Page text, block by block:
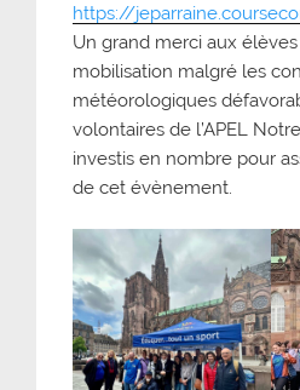
https://
Un grand merci aux
mobilisation malgré les
météorologiques
volontaires de l’APEL
investis en nombre pour
de cet évènement.